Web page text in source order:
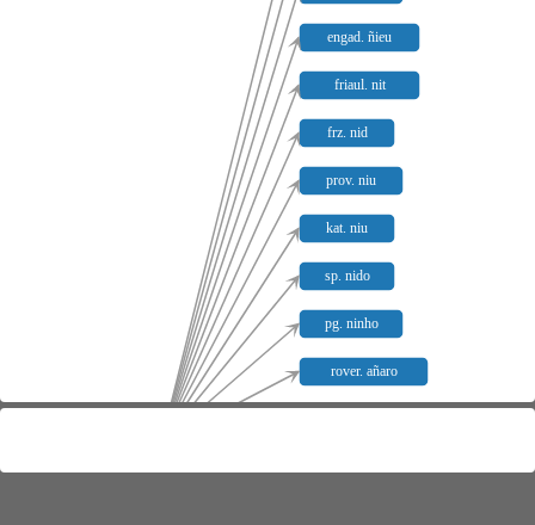
engad. ñieu
friaul. nit
frz. nid
prov. niu
kat. niu
sp. nido
pg. ninho
rover. añaro